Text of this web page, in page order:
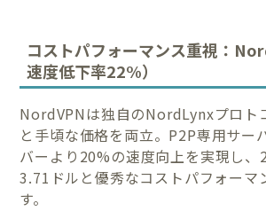
コストパフォーマンス重視：
速度低下率22%）
NordVPNは独自のNordLynxプロト
と手頃な価格を両立。P2P専用サー
バーより20%の速度向上を実現し、
3.71ドルと優秀なコストパフォーマ
す。